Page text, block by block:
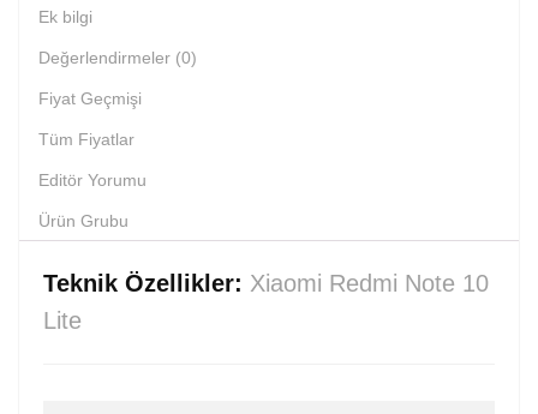
Ek bilgi
Değerlendirmeler (0)
Fiyat Geçmişi
Tüm Fiyatlar
Editör Yorumu
Ürün Grubu
Teknik Özellikler: Xiaomi Redmi Note 10
Lite